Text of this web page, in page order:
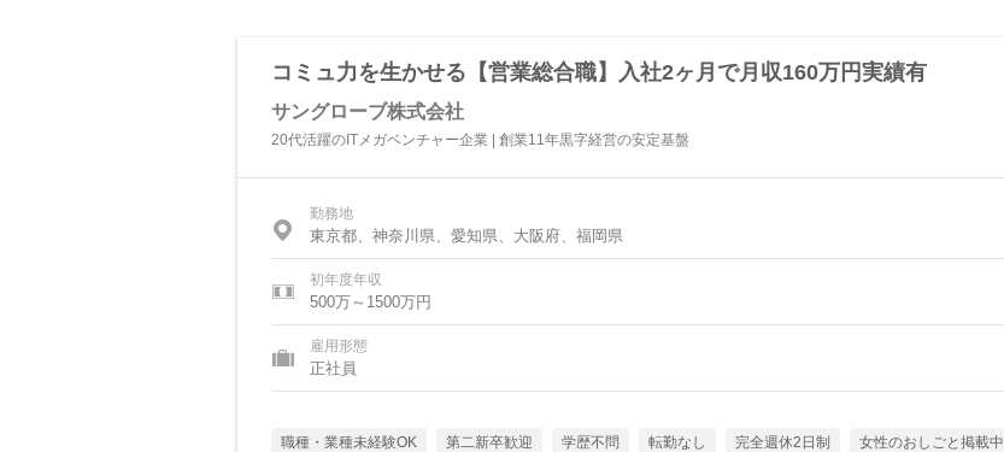
コミュ力を生かせる【営業総合職】入社2ヶ月で月収160万円実績有
サングローブ株式会社
20代活躍のITメガベンチャー企業 | 創業11年黒字経営の安定基盤
勤務地
東京都、神奈川県、愛知県、大阪府、福岡県
初年度年収
500万～1500万円
雇用形態
正社員
職種・業種未経験OK 第二新卒歓迎 学歴不問 転勤なし 完全週休2日制 女性のおしごと掲載中